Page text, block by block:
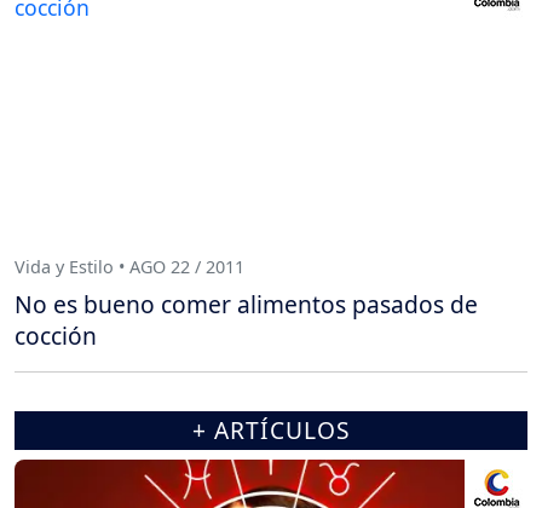
Vida y Estilo • AGO 22 / 2011
No es bueno comer alimentos pasados de
cocción
+ ARTÍCULOS